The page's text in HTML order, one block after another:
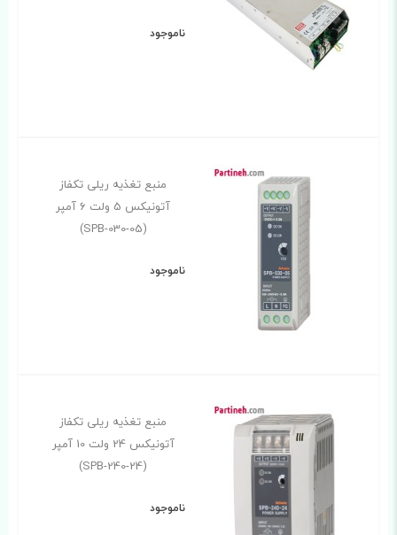
ناموجود
منبع تغذیه ریلی تکفاز
آتونیکس 5 ولت 6 آمپر
(SPB-030-05)
ناموجود
منبع تغذیه ریلی تکفاز
آتونیکس 24 ولت 10 آمپر
(SPB-240-24)
ناموجود